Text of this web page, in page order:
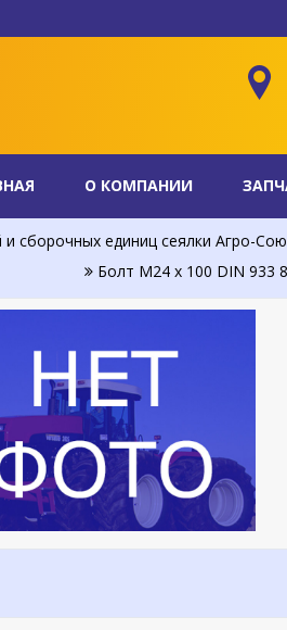
О КОМПАНИИ
и сборочных единиц сеялки Агро-
Болт М24 x 100 DIN 933